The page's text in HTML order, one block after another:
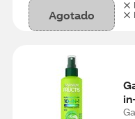
Agotado